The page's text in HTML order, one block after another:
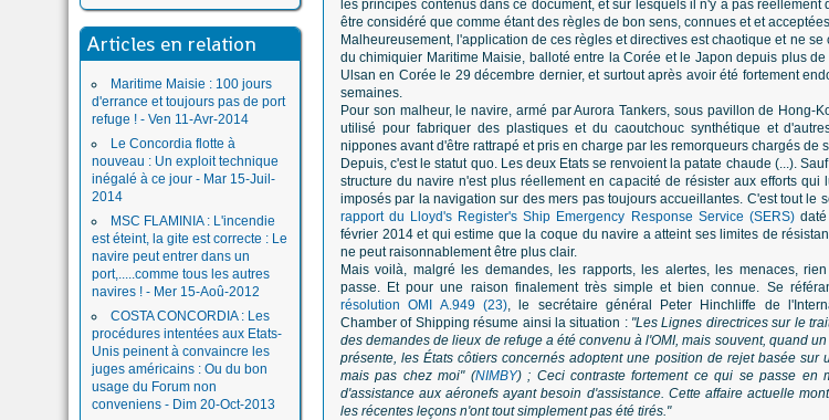
Articles en relation
Maritime Maisie : 100 jours
d'errance et toujours pas de port
refuge ! - Ven 11-Avr-2014
Le Concordia flotte à
nouveau : Un exploit technique
inégalé à ce jour - Mar 15-Juil-
2014
MSC FLAMINIA : L'incendie
est éteint, la gite est correcte : Le
navire peut entrer dans un
port,.....comme tous les autres
navires ! - Mer 15-Aoû-2012
COSTA CONCORDIA : Les
procédures intentées aux Etats-
Unis peinent à convaincre les
juges américains : Ou du bon
usage du Forum non
conveniens - Dim 20-Oct-2013
les principes contenus dans ce document, et sur lesquels il n'y a pas
être considéré que comme étant des règles de bon sens, connues et et
Malheureusement, l'application de ces règles et directives est chaotique et ne
du chimiquier Maritime Maisie, balloté entre la Corée et le Japon depuis plus
Ulsan en Corée le 29 décembre dernier, et surtout après avoir été fortement
semaines.
Pour son malheur, le navire, armé par Aurora Tankers, sous pavillon de Hong-
utilisé pour fabriquer des plastiques et du caoutchouc synthétique et
nippones avant d'être rattrapé et pris en charge par les remorqueurs chargés de
Depuis, c'est le statut quo. Les deux Etats se renvoient la patate chaude (...).
structure du navire n'est plus réellement en capacité de résister aux efforts qui
imposés par la navigation sur des mers pas toujours accueillantes. C'est tout le
rapport du Lloyd's Register's Ship Emergency Response Service (SERS)daté
février 2014 et qui estime que la coque du navire a atteint ses limites de
ne peut raisonnablement être plus clair.
Mais voilà, malgré les demandes, les rapports, les alertes, les menaces,
passe. Et pour une raison finalement très simple et bien connue. Se
résolution OMI A.949 (23), le secrétaire général Peter Hinchliffe de
Chamber of Shipping résume ainsi la situation : "Les Lignes directrices sur le
des demandes de lieux de refuge a été convenu à l'OMI, mais souvent, quand
présente, les États côtiers concernés adoptent une position de rejet basée sur
mais pas chez moi" (NIMBY) ; Ceci contraste fortement ce qui se passe en
d'assistance aux aéronefs ayant besoin d'assistance. Cette affaire actuelle
les récentes leçons n'ont tout simplement pas été tirés."